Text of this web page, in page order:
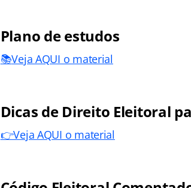
Plano de estudos
📚Veja AQUI o material
Dicas de Direito Eleitoral
👉Veja AQUI o material